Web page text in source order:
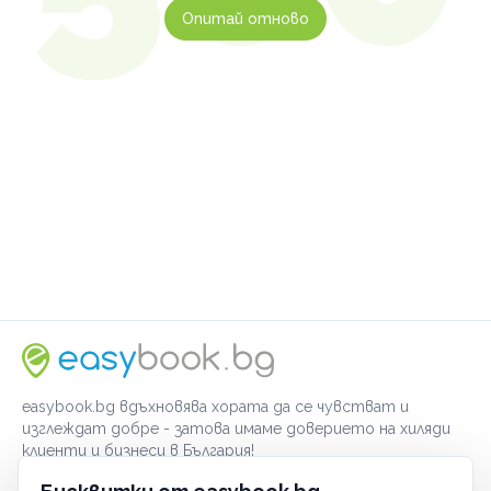
Опитай отново
easybook.bg вдъхновява хората да се чувстват и
изглеждат добре - затова имаме доверието на хиляди
клиенти и бизнеси в България!